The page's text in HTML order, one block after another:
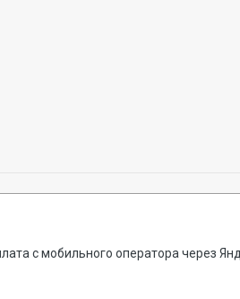
с мобильного оператора через